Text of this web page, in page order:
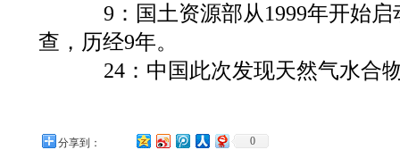
9：国土资源部从1999年开始启
查，历经9年。
24：中国此次发现天然气水合
分享到： 0